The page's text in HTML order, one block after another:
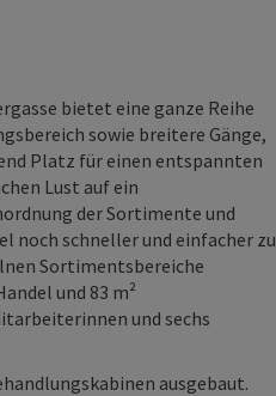
bietet eine ganze Reihe
sowie breitere Gänge,
Platz für einen entspannten
Lust auf ein
der Sortimente und
noch schneller und einfacher zu
Sortimentsbereiche
und 83 m²
und sechs
ausgebaut.